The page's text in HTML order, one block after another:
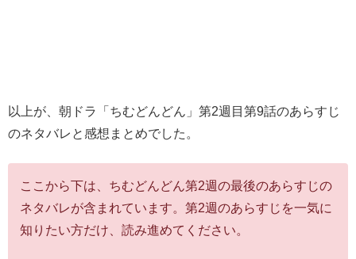
以上が、朝ドラ「ちむどんどん」第2週目第9話のあらすじ
のネタバレと感想まとめでした。
ここから下は、ちむどんどん第2週の最後のあらすじの
ネタバレが含まれています。第2週のあらすじを一気に
知りたい方だけ、読み進めてください。